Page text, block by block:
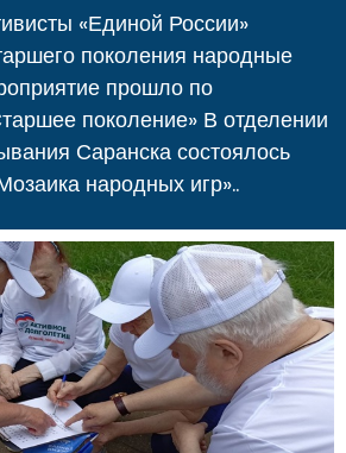
«Единой России»
поколения народные
прошло по
поколение» В отделении
Саранска состоялось
народных игр»..